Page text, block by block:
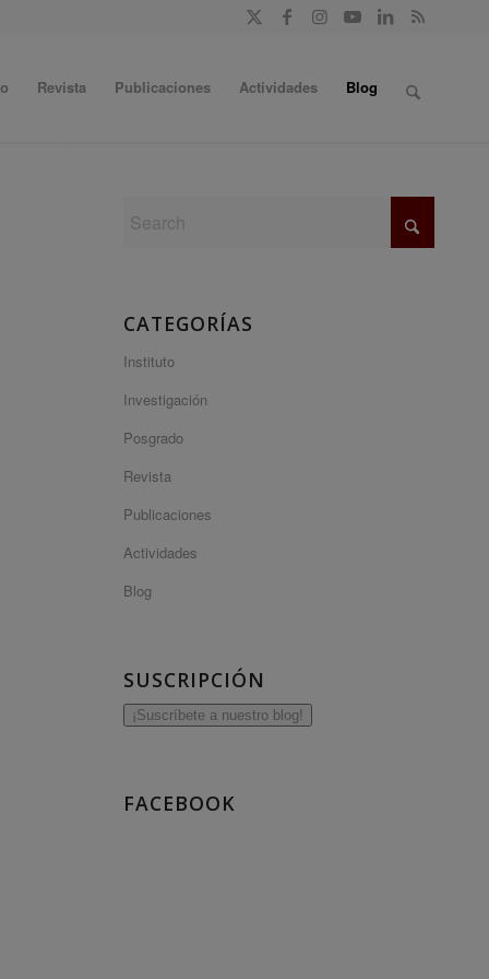
Revista Publicaciones Actividades Blog
CATEGORÍAS
Instituto
Investigación
Posgrado
Revista
Publicaciones
Actividades
Blog
SUSCRIPCIÓN
¡Suscríbete a nuestro blog!
FACEBOOK